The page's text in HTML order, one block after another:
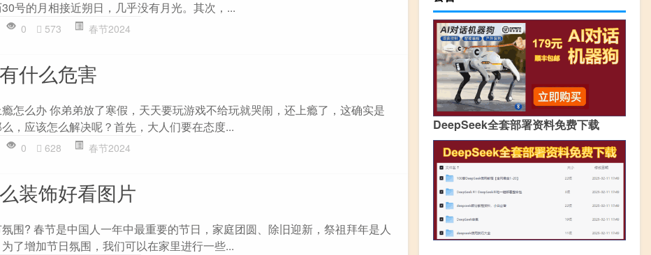
号的月相接近朔日，几乎没有月光。其次，...
0 573 春节2024
什么危害
怎么办 你弟弟放了寒假，天天要玩游戏不给玩就哭闹，还上瘾了，这确实是
，应该怎么解决呢？首先，大人们要在态度...
0 628 春节2024
装饰好看图片
围? 春节是中国人一年中最重要的节日，家庭团圆、除旧迎新，祭祖拜年是人
了增加节日氛围，我们可以在家里进行一些...
DeepSeek全套部署资料免费下载